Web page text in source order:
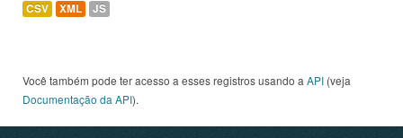
CSV XML JS
Você também pode ter acesso a esses registros usando a API (veja
Documentação da API).